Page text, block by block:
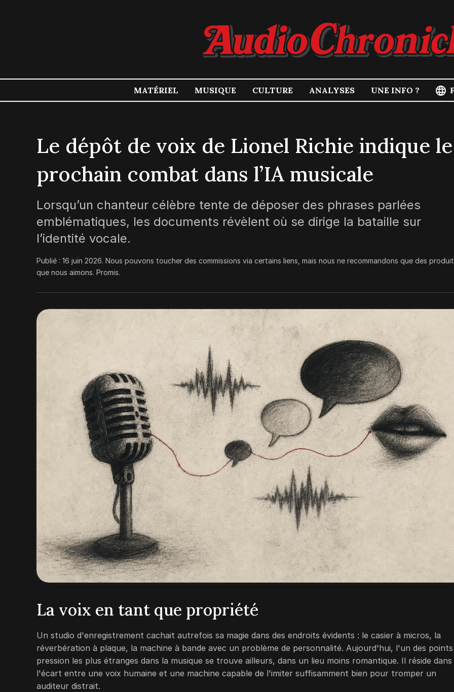
MATÉRIEL MUSIQUE CULTURE ANALYSES UNE INFO ?
Le dépôt de voix de Lionel Richie indique le
prochain combat dans l’IA musicale
Lorsqu’un chanteur célèbre tente de déposer des phrases parlées
emblématiques, les documents révèlent où se dirige la bataille sur
l’identité vocale.
Publié : 16 juin 2026. Nous pouvons toucher des commissions via certains liens, mais nous ne recommandons que des
que nous aimons. Promis.
La voix en tant que propriété
Un studio d'enregistrement cachait autrefois sa magie dans des endroits évidents : le casier à micros, la
réverbération à plaque, la machine à bande avec un problème de personnalité. Aujourd'hui, l'un des
pression les plus étranges dans la musique se trouve ailleurs, dans un lieu moins romantique. Il réside dans
l'écart entre une voix humaine et une machine capable de l'imiter suffisamment bien pour tromper un
auditeur distrait.